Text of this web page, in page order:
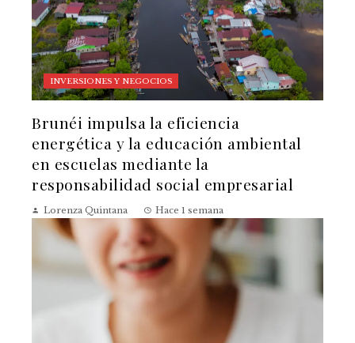
INVERSIONES Y NEGOCIOS
Brunéi impulsa la eficiencia
energética y la educación ambiental
en escuelas mediante la
responsabilidad social empresarial
Lorenza Quintana Hace 1 semana